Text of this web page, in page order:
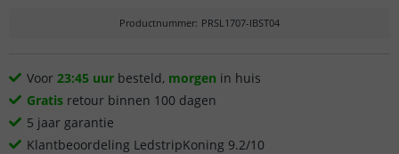
Productnummer: PRSL1707-IBST04
Voor 23:45 uur besteld, morgen in huis
Gratis retour binnen 100 dagen
5 jaar garantie
Klantbeoordeling LedstripKoning 9.2/10